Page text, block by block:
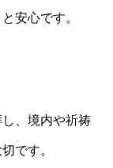
安心です。
、境内や祈祷
です。